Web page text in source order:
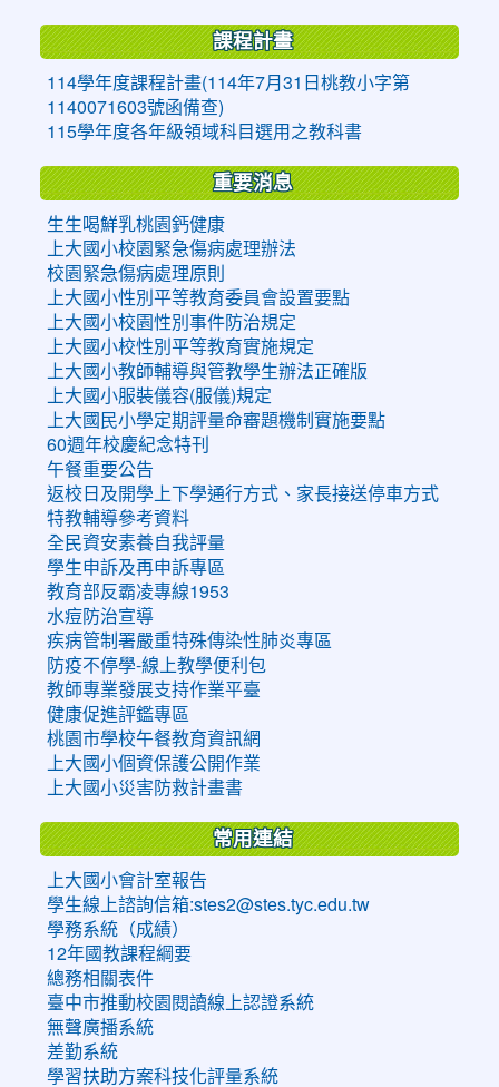
課程計畫
114學年度課程計畫(114年7月31日桃教小字第
1140071603號函備查)
115學年度各年級領域科目選用之教科書
重要消息
生生喝鮮乳桃園鈣健康
上大國小校園緊急傷病處理辦法
校園緊急傷病處理原則
上大國小性別平等教育委員會設置要點
上大國小校園性別事件防治規定
上大國小校性別平等教育實施規定
上大國小教師輔導與管教學生辦法正確版
上大國小服裝儀容(服儀)規定
上大國民小學定期評量命審題機制實施要點
60週年校慶紀念特刊
午餐重要公告
返校日及開學上下學通行方式、家長接送停車方式
特教輔導參考資料
全民資安素養自我評量
學生申訴及再申訴專區
教育部反霸凌專線1953
水痘防治宣導
疾病管制署嚴重特殊傳染性肺炎專區
防疫不停學-線上教學便利包
教師專業發展支持作業平臺
健康促進評鑑專區
桃園市學校午餐教育資訊網
上大國小個資保護公開作業
上大國小災害防救計畫書
常用連結
上大國小會計室報告
學生線上諮詢信箱:stes2@stes.tyc.edu.tw
學務系統（成績）
12年國教課程綱要
總務相關表件
臺中市推動校園閱讀線上認證系統
無聲廣播系統
差勤系統
學習扶助方案科技化評量系統